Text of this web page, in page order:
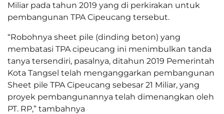
Miliar pada tahun 2019 yang di perkirakan untuk
pembangunan TPA Cipeucang tersebut.
“Robohnya sheet pile (dinding beton) yang
membatasi TPA cipeucang ini menimbulkan tanda
tanya tersendiri, pasalnya, ditahun 2019 Pemerintah
Kota Tangsel telah menganggarkan pembangunan
Sheet pile TPA Cipeucang sebesar 21 Miliar, yang
proyek pembangunannya telah dimenangkan oleh
PT. RP,” tambahnya